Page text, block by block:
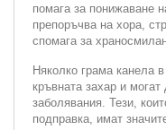
помага за понижаване
препоръчва на хора,
спомага за
Няколко грама канела
кръвната захар и
заболявания. Тези,
подправка, имат